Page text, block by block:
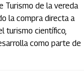
Turismo de la vereda
la compra directa a
turismo científico,
como parte de